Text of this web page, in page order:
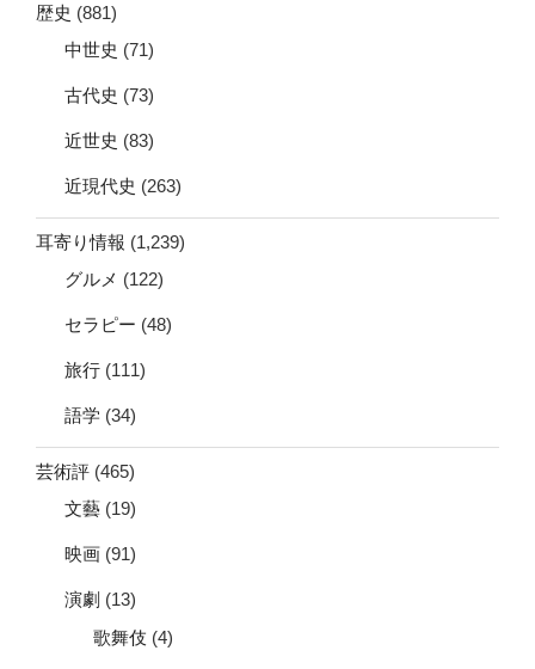
歴史 (881)
中世史 (71)
古代史 (73)
近世史 (83)
近現代史 (263)
耳寄り情報 (1,239)
グルメ (122)
セラピー (48)
旅行 (111)
語学 (34)
芸術評 (465)
文藝 (19)
映画 (91)
演劇 (13)
歌舞伎 (4)